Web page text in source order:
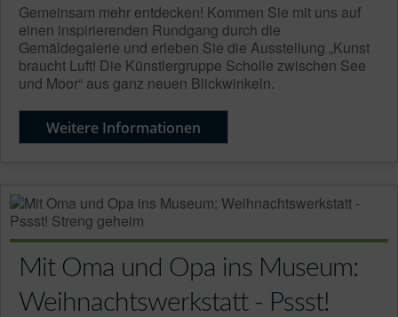
Gemeinsam mehr entdecken! Kommen Sie mit uns auf
einen inspirierenden Rundgang durch die
Gemäldegalerie und erleben Sie die Ausstellung „Kunst
braucht Luft! Die Künstlergruppe Scholle zwischen See
und Moor“ aus ganz neuen Blickwinkeln.
Weitere Informationen
Mit Oma und Opa ins Museum:
Weihnachtswerkstatt - Pssst!